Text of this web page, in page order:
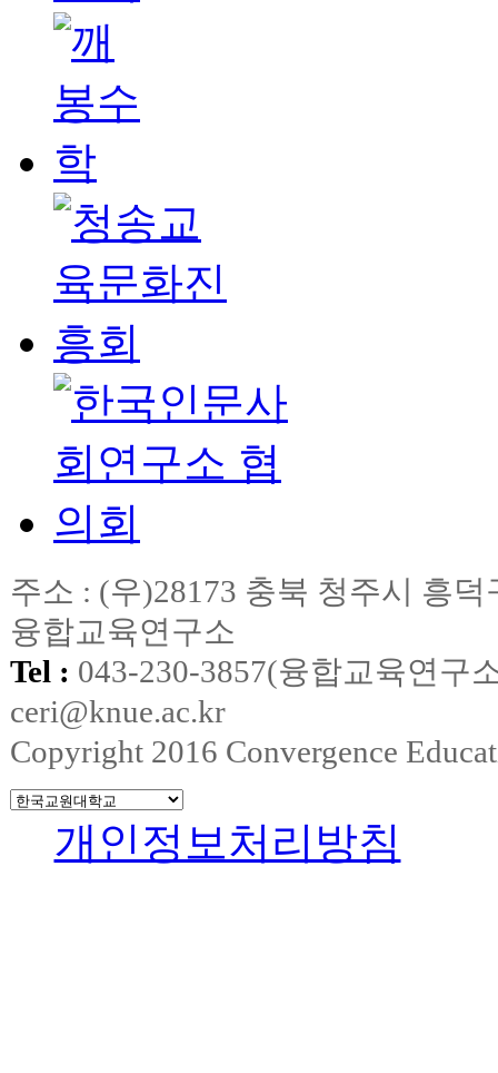
주소 : (우)28173 충북 청주시 흥
융합교육연구소
Tel : 043-230-3857(융합교육연
ceri@knue.ac.kr
Copyright 2016 Convergence
개인정보처리방침